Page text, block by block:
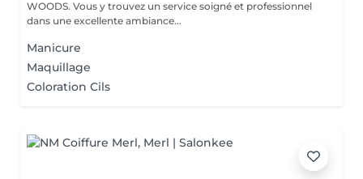
WOODS. Vous y trouvez un service soigné et professionnel
dans une excellente ambiance...
Manicure
Maquillage
Coloration Cils